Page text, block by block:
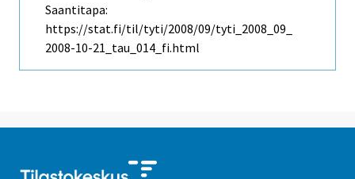
Saantitapa:
https://stat.fi/til/tyti/2008/09/tyti_2008_09_
2008-10-21_tau_014_fi.html